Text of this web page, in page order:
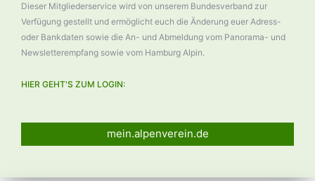
Dieser Mitgliederservice wird von unserem Bundesverband zur
Verfügung gestellt und ermöglicht euch die Änderung euer Adress-
oder Bankdaten sowie die An- und Abmeldung vom Panorama- und
Newsletterempfang sowie vom Hamburg Alpin.
HIER GEHT'S ZUM LOGIN:
mein.alpenverein.de